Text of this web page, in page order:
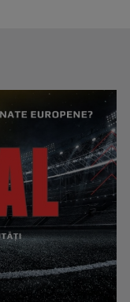
transmite
și finalele
Varese